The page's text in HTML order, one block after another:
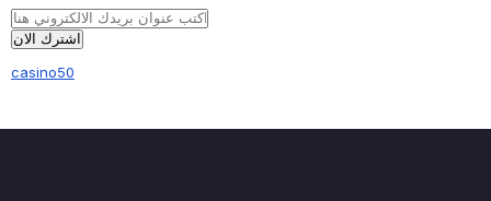
اشترك الان
casino50